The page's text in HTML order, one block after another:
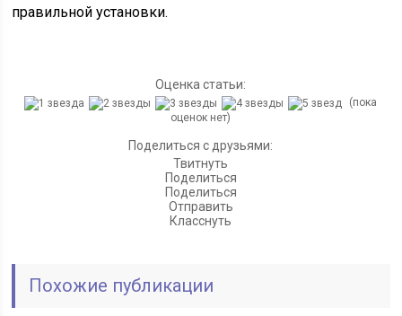
правильной установки.
Оценка статьи:
(пока
оценок нет)
Поделиться с друзьями:
Твитнуть
Поделиться
Поделиться
Отправить
Класснуть
Похожие публикации